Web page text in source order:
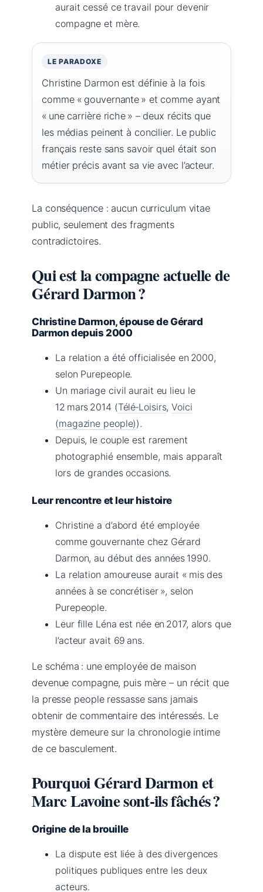
aurait cessé ce travail pour devenir
compagne et mère.
LE PARADOXE
Christine Darmon est définie à la fois
comme « gouvernante » et comme ayant
« une carrière riche » – deux récits que
les médias peinent à concilier. Le public
français reste sans savoir quel était son
métier précis avant sa vie avec l’acteur.
La conséquence : aucun curriculum vitae
public, seulement des fragments
contradictoires.
Qui est la compagne actuelle de
Gérard Darmon ?
Christine Darmon, épouse de Gérard
Darmon depuis 2000
La relation a été officialisée en 2000,
selon Purepeople.
Un mariage civil aurait eu lieu le
12 mars 2014 (Télé‑Loisirs,Voici
(magazine people)).
Depuis, le couple est rarement
photographié ensemble, mais apparaît
lors de grandes occasions.
Leur rencontre et leur histoire
Christine a d’abord été employée
comme gouvernante chez Gérard
Darmon, au début des années 1990.
La relation amoureuse aurait « mis des
années à se concrétiser », selon
Purepeople.
Leur fille Léna est née en 2017, alors que
l’acteur avait 69 ans.
Le schéma : une employée de maison
devenue compagne, puis mère – un récit que
la presse people ressasse sans jamais
obtenir de commentaire des intéressés. Le
mystère demeure sur la chronologie intime
de ce basculement.
Pourquoi Gérard Darmon et
Marc Lavoine sont‑ils fâchés ?
Origine de la brouille
La dispute est liée à des divergences
politiques publiques entre les deux
acteurs.